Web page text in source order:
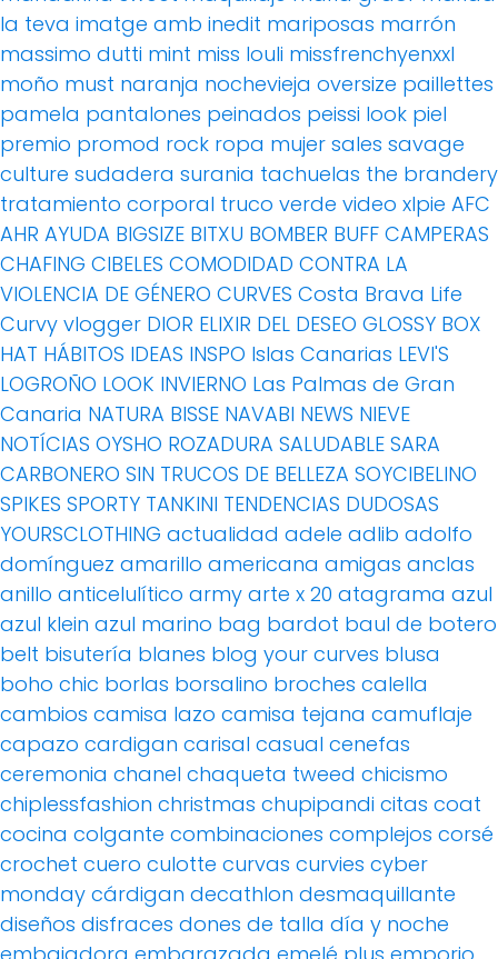
la teva imatge amb inedit mariposas marrón
massimo dutti mint miss louli missfrenchyenxxl
moño must naranja nochevieja oversize paillettes
pamela pantalones peinados peissi look piel
premio promod rock ropa mujer sales savage
culture sudadera surania tachuelas the brandery
tratamiento corporal truco verde video xlpie AFC
AHR AYUDA BIGSIZE BITXU BOMBER BUFF CAMPERAS
CHAFING CIBELES COMODIDAD CONTRA LA
VIOLENCIA DE GÉNERO CURVES Costa Brava Life
Curvy vlogger DIOR ELIXIR DEL DESEO GLOSSY BOX
HAT HÁBITOS IDEAS INSPO Islas Canarias LEVI'S
LOGROÑO LOOK INVIERNO Las Palmas de Gran
Canaria NATURA BISSE NAVABI NEWS NIEVE
NOTÍCIAS OYSHO ROZADURA SALUDABLE SARA
CARBONERO SIN TRUCOS DE BELLEZA SOYCIBELINO
SPIKES SPORTY TANKINI TENDENCIAS DUDOSAS
YOURSCLOTHING actualidad adele adlib adolfo
domínguez amarillo americana amigas anclas
anillo anticelulítico army arte x 20 atagrama azul
azul klein azul marino bag bardot baul de botero
belt bisutería blanes blog your curves blusa
boho chic borlas borsalino broches calella
cambios camisa lazo camisa tejana camuflaje
capazo cardigan carisal casual cenefas
ceremonia chanel chaqueta tweed chicismo
chiplessfashion christmas chupipandi citas coat
cocina colgante combinaciones complejos corsé
crochet cuero culotte curvas curvies cyber
monday cárdigan decathlon desmaquillante
diseños disfraces dones de talla día y noche